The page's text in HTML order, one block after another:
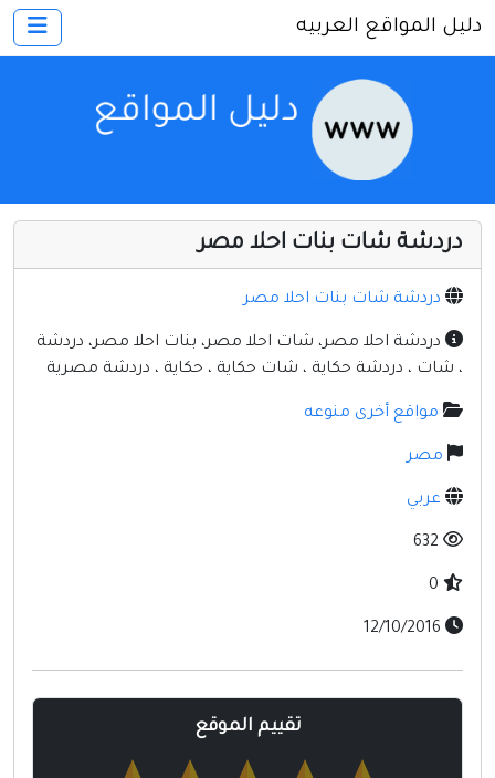
اتصل بنا
أخرى ومنوعه
إنترنت وشبكات
الأسرة والترفيه
كمبيوتر وبرامج
دليل المواقع العربيه
دردشة شات بنات احلا مصر
دردشة شات بنات احلا مصر
دردشة احلا مصر، شات احلا مصر، بنات احلا مصر، دردشة
، شات ، دردشة حكاية ، شات حكاية ، حكاية ، دردشة مصرية
مواقع أخرى منوعه
مصر
عربي
تقييم الموقع